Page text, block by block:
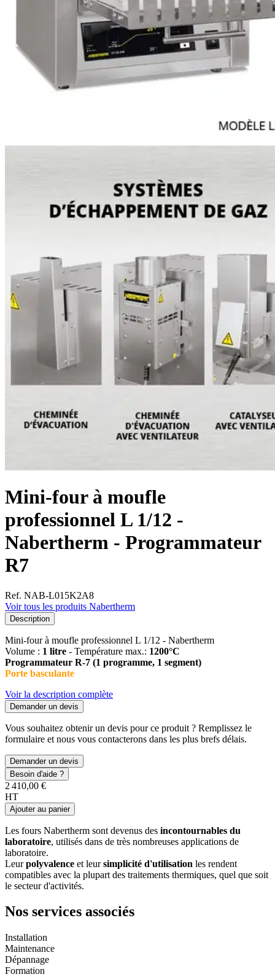
Mini-four à moufle
professionnel L 1/12 -
Nabertherm - Programmateur
R7
Ref. NAB-L015K2A8
Voir tous les produits Nabertherm
Description
Mini-four à moufle professionnel L 1/12 - Nabertherm
Volume : 1 litre - Température max.: 1200°C
Programmateur R-7 (1 programme, 1 segment)
Porte basculante
Voir la description complète
Demander un devis
Vous souhaitez obtenir un devis pour ce produit ? Remplissez le
formulaire et nous vous contacterons dans les plus brefs délais.
Demander un devis
Besoin d'aide ?
2 410,00 €
HT
Ajouter au panier
Les fours Nabertherm sont devenus des incontournables du
laboratoire, utilisés dans de très nombreuses applications de
laboratoire.
Leurpolyvalence et leursimplicité d'utilisation les rendent
compatibles avec la plupart des traitements thermiques, quel que soit
le secteur d'activités.
Nos services associés
Installation
Maintenance
Dépannage
Formation